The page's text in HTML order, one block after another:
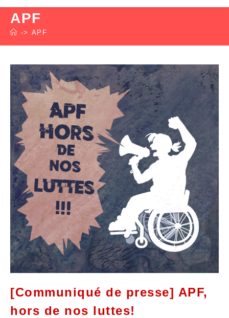
APF
-> APF
[Communiqué de presse] APF,
hors de nos luttes!